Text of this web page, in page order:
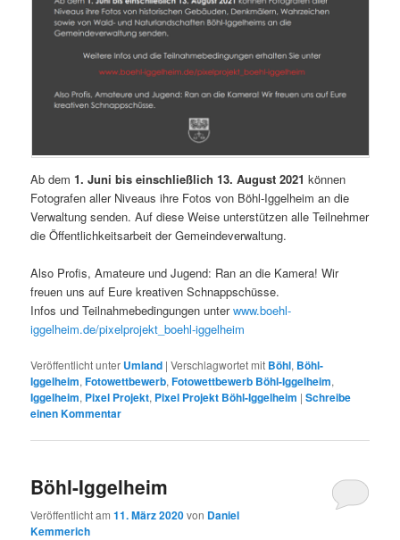
Ab dem 1. Juni bis einschließlich 13. August 2021 können
Fotografen aller Niveaus ihre Fotos von Böhl-Iggelheim an die
Verwaltung senden. Auf diese Weise unterstützen alle Teilnehmer
die Öffentlichkeitsarbeit der Gemeindeverwaltung.
Also Profis, Amateure und Jugend: Ran an die Kamera! Wir
freuen uns auf Eure kreativen Schnappschüsse.
Infos und Teilnahmebedingungen unterwww.boehl-
iggelheim.de/pixelprojekt_boehl-iggelheim
Veröffentlicht unter Umland |Verschlagwortet mit Böhl, Böhl-
Iggelheim,Fotowettbewerb,Fotowettbewerb Böhl-Iggelheim,
Iggelheim, Pixel Projekt, Pixel Projekt Böhl-Iggelheim |Schreibe
einen Kommentar
Böhl-Iggelheim
Veröffentlicht am11. März 2020von Daniel
Kemmerich